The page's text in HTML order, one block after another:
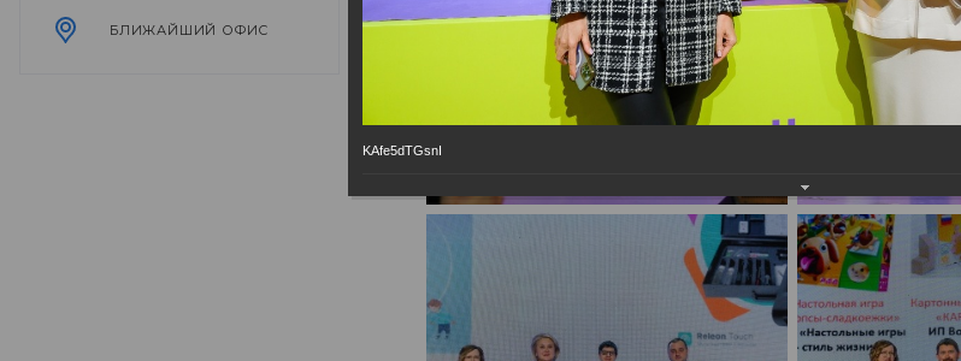
БЛИЖАЙШИЙ ОФИС
KAfe5dTGsnI